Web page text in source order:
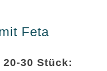
Feta
30 Stück: